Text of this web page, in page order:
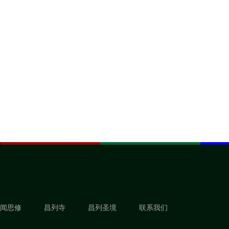
闻思修 昌列寺 昌列圣境 联系我们